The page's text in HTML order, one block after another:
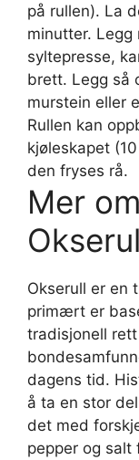
på rullen). La
minutter. Legg
syltepresse,
brett. Legg så
murstein eller
Rullen kan
kjøleskapet
den fryses rå.
Mer
Okserull er en
primært er
tradisjonell
dagens tid.
å ta en stor
det med
pepper og salt